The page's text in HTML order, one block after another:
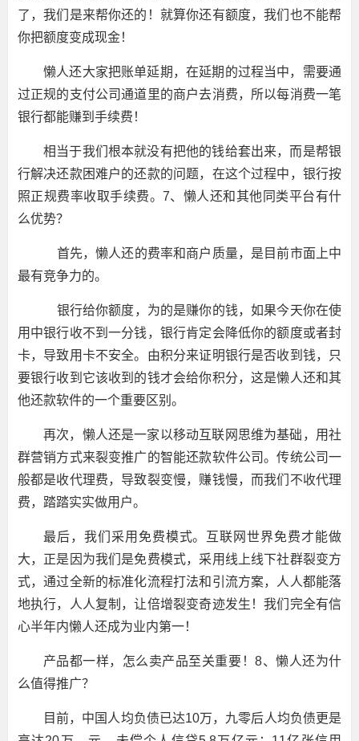
了，我们是来帮你还的！就算你还有额度，我们也不能帮
你把额度变成现金！
懒人还大家把账单延期，在延期的过程当中，需要通
过正规的支付公司通道里的商户去消费，所以每消费一笔
银行都能赚到手续费！
相当于我们根本就没有把他的钱给套出来，而是帮银
行解决还款困难户的还款的问题，在这个过程中，银行按
照正规费率收取手续费。7、懒人还和其他同类平台有什
么优势？
首先，懒人还的费率和商户质量，是目前市面上中
最有竞争力的。
银行给你额度，为的是赚你的钱，如果今天你在使
用中银行收不到一分钱，银行肯定会降低你的额度或者封
卡，导致用卡不安全。由积分来证明银行是否收到钱，只
要银行收到它该收到的钱才会给你积分，这是懒人还和其
他还款软件的一个重要区别。
再次，懒人还是一家以移动互联网思维为基础，用社
群营销方式来裂变推广的智能还款软件公司。传统公司一
般都是收代理费，导致裂变慢，赚钱慢，而我们不收代理
费，踏踏实实做用户。
最后，我们采用免费模式。互联网世界免费才能做
大，正是因为我们是免费模式，采用线上线下社群裂变方
式，通过全新的标准化流程打法和引流方案，人人都能落
地执行，人人复制，让倍增裂变奇迹发生！我们完全有信
心半年内懒人还成为业内第一！
产品都一样，怎么卖产品至关重要！8、懒人还为什
么值得推广？
目前，中国人均负债已达10万，九零后人均负债更是